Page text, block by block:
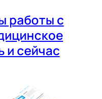
работы с
и сейчас